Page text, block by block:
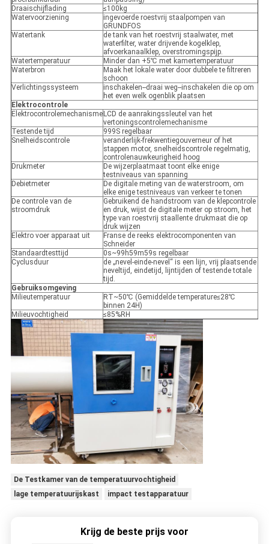
Draaischijflading
≤100kg
Watervoorziening
ingevoerde roestvrij staalpompen van
GRUNDFOS
Watertank
de tank van het roestvrij staalwater, met
waterfilter, water drijvende kogelklep,
afvoerkanaalklep, overstromingspijp.
Watertemperatuur
Minder dan +5℃ met kamertemperatuur
Waterbron
Maak het lokale water door dubbele te filtreren
schoon
Verlichtingssysteem
inschakelen--draai weg--inschakelen die op om
het even welk ogenblik plaatsen
Elektrocontrole
Elektrocontrolemechanisme LCD de aanrakingssleutel van het
vertoningscontrolemechanisme
Testende tijd
999S regelbaar
Snelheidscontrole
veranderlijk-frekwentiegouverneur of het
stappen motor, snelheidscontrole regelmatig,
controlenauwkeurigheid hoog
Drukmeter
De wijzerplaatmaat toont elke enige
testniveaus van spanning
Debietmeter
De digitale meting van de waterstroom, om
elke enige testniveaus van verkeer te tonen
De controle van de
stroomdruk
Gebruikend de handstroom van de klepcontrole
en druk, wijst de digitale meter op stroom, het
type van roestvrij staallente drukmaat die op
druk wijzen
Elektro voer apparaat uit
Franse de reeks elektrocomponenten van
Schneider
Standaardtesttijd
0s~99h59m59s regelbaar
Cyclusduur
de „nevel-einde-nevel“ is een lijn, vrij plaatsende
neveltijd, eindetijd, lijntijden of testende totale
tijd.
Gebruiksomgeving
Milieutemperatuur
RT~50℃ (Gemiddelde temperature≤28℃
binnen 24H)
Milieuvochtigheid
≤85%RH
De Testkamer van de temperatuurvochtigheid
lage temperatuurijskast
impact testapparatuur
Krijg de beste prijs voor